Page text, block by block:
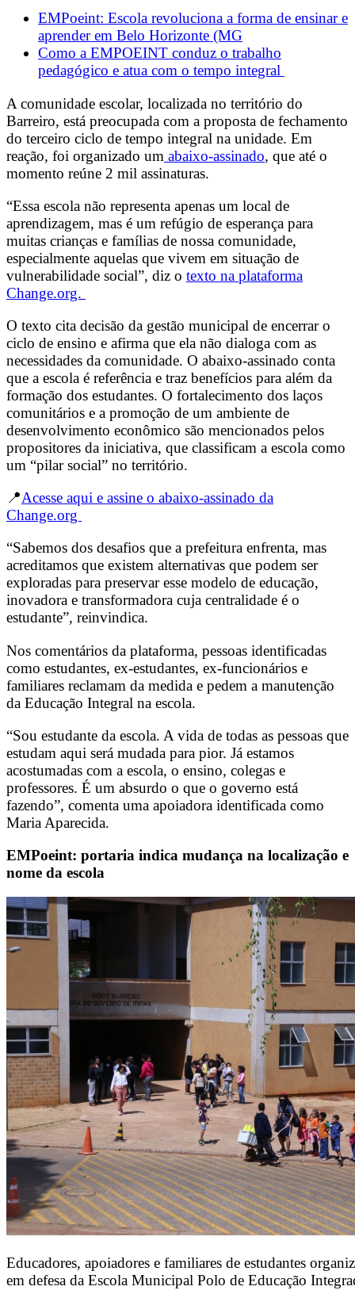
EMPoeint: Escola revoluciona a forma de ensinar e
aprender em Belo Horizonte (MG
Como a EMPOEINT conduz o trabalho
pedagógico e atua com o tempo integral
A comunidade escolar, localizada no território do
Barreiro, está preocupada com a proposta de fechamento
do terceiro ciclo de tempo integral na unidade. Em
reação, foi organizado um abaixo-assinado, que até o
momento reúne 2 mil assinaturas.
“Essa escola não representa apenas um local de
aprendizagem, mas é um refúgio de esperança para
muitas crianças e famílias de nossa comunidade,
especialmente aquelas que vivem em situação de
vulnerabilidade social”, diz o texto na plataforma
Change.org.
O texto cita decisão da gestão municipal de encerrar o
ciclo de ensino e afirma que ela não dialoga com as
necessidades da comunidade. O abaixo-assinado conta
que a escola é referência e traz benefícios para além da
formação dos estudantes. O fortalecimento dos laços
comunitários e a promoção de um ambiente de
desenvolvimento econômico são mencionados pelos
propositores da iniciativa, que classificam a escola como
um “pilar social” no território.
📍Acesse aqui e assine o abaixo-assinado da
Change.org
“Sabemos dos desafios que a prefeitura enfrenta, mas
acreditamos que existem alternativas que podem ser
exploradas para preservar esse modelo de educação,
inovadora e transformadora cuja centralidade é o
estudante”, reinvindica.
Nos comentários da plataforma, pessoas identificadas
como estudantes, ex-estudantes, ex-funcionários e
familiares reclamam da medida e pedem a manutenção
da Educação Integral na escola.
“Sou estudante da escola. A vida de todas as pessoas que
estudam aqui será mudada para pior. Já estamos
acostumadas com a escola, o ensino, colegas e
professores. É um absurdo o que o governo está
fazendo”, comenta uma apoiadora identificada como
Maria Aparecida.
EMPoeint: portaria indica mudança na localização e
nome da escola
Educadores, apoiadores e familiares de estudantes
em defesa da Escola Municipal Polo de Educação